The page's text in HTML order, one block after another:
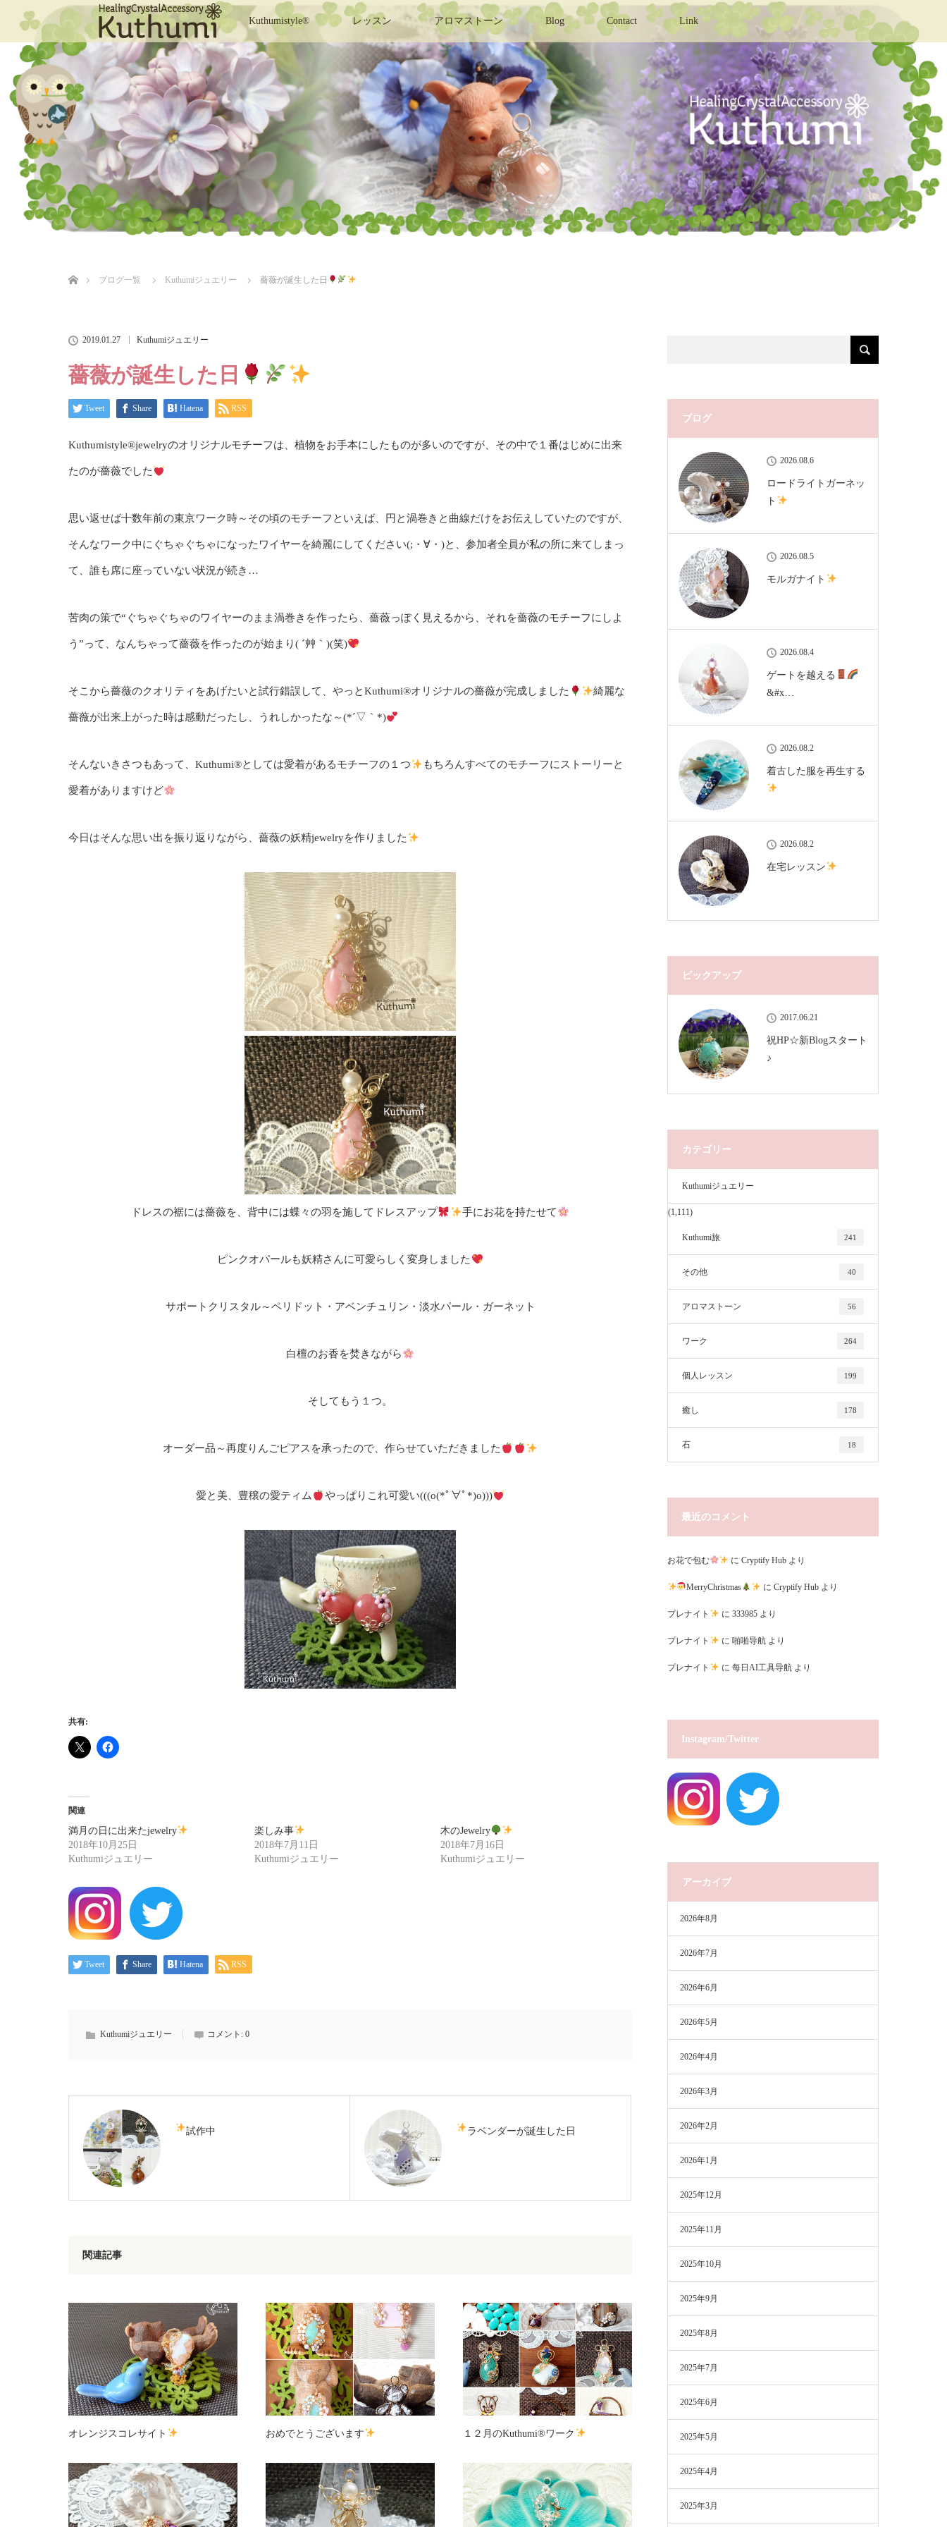
Kuthumistyle® レッスン アロマストーン Blog Contact Link
ブログ一覧
Kuthumiジュエリー 薔薇が誕生した日
2019.01.27 Kuthumiジュエリー
薔薇が誕生した日
Tweet Share Hatena RSS
Kuthumistyle®️jewelryのオリジナルモチーフは、植物をお手本にしたものが多いのですが、その中で１番はじめに出来
たのが薔薇でした
思い返せば十数年前の東京ワーク時～その頃のモチーフといえば、円と渦巻きと曲線だけをお伝えしていたのですが、
そんなワーク中にぐちゃぐちゃになったワイヤーを綺麗にしてください(;・∀・)と、参加者全員が私の所に来てしまっ
て、誰も席に座っていない状況が続き…
苦肉の策で“ぐちゃぐちゃのワイヤーのまま渦巻きを作ったら、薔薇っぽく見えるから、それを薔薇のモチーフにしよ
う”って、なんちゃって薔薇を作ったのが始まり( ´艸｀)(笑)
そこから薔薇のクオリティをあげたいと試行錯誤して、やっとKuthumi®️オリジナルの薔薇が完成しました 綺麗な
薔薇が出来上がった時は感動だったし、うれしかったな～(*´▽｀*)
そんないきさつもあって、Kuthumi®️としては愛着があるモチーフの１つ もちろんすべてのモチーフにストーリーと
愛着がありますけど
今日はそんな思い出を振り返りながら、薔薇の妖精jewelryを作りました
ドレスの裾には薔薇を、背中には蝶々の羽を施してドレスアップ 手にお花を持たせて
ピンクオパールも妖精さんに可愛らしく変身しました
サポートクリスタル～ペリドット・アベンチュリン・淡水パール・ガーネット
白檀のお香を焚きながら
そしてもう１つ。
オーダー品～再度りんごピアスを承ったので、作らせていただきました
愛と美、豊穣の愛ティム やっぱりこれ可愛い(((o(*ﾟ∀ﾟ*)o)))
共有:
関連
満月の日に出来たjewelry
2018年10月25日
Kuthumiジュエリー
楽しみ事
2018年7月11日
Kuthumiジュエリー
木のJewelry
2018年7月16日
Kuthumiジュエリー
Tweet Share Hatena RSS
Kuthumiジュエリー コメント: 0
試作中 ラベンダーが誕生した日
関連記事
オレンジスコレサイト おめでとうございます １２月のKuthumi®ワーク
ブログ
2026.08.6
ロードライトガーネッ
ト
2026.08.5
モルガナイト
2026.08.4
ゲートを越える
&#x…
2026.08.2
着古した服を再生する
2026.08.2
在宅レッスン
ピックアップ
2017.06.21
祝HP☆新Blogスタート
♪
カテゴリー
Kuthumiジュエリー
(1,111)
Kuthumi旅 241
その他 40
アロマストーン 56
ワーク 264
個人レッスン 199
癒し 178
石 18
最近のコメント
お花で包む にCryptify Hub より
MerryChristmas に Cryptify Hubより
プレナイト に 333985より
プレナイト に 啪啪导航より
プレナイト に 每日AI工具导航より
Instagram/Twitter
アーカイブ
2026年8月
2026年7月
2026年6月
2026年5月
2026年4月
2026年3月
2026年2月
2026年1月
2025年12月
2025年11月
2025年10月
2025年9月
2025年8月
2025年7月
2025年6月
2025年5月
2025年4月
2025年3月